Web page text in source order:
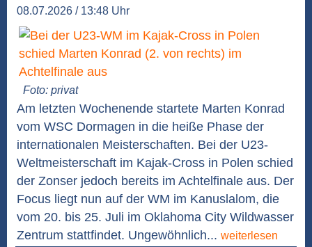
08.07.2026 / 13:48 Uhr
Foto: privat
Am letzten Wochenende startete Marten Konrad
vom WSC Dormagen in die heiße Phase der
internationalen Meisterschaften. Bei der U23-
Weltmeisterschaft im Kajak-Cross in Polen schied
der Zonser jedoch bereits im Achtelfinale aus. Der
Focus liegt nun auf der WM im Kanuslalom, die
vom 20. bis 25. Juli im Oklahoma City Wildwasser
Zentrum stattfindet. Ungewöhnlich... weiterlesen